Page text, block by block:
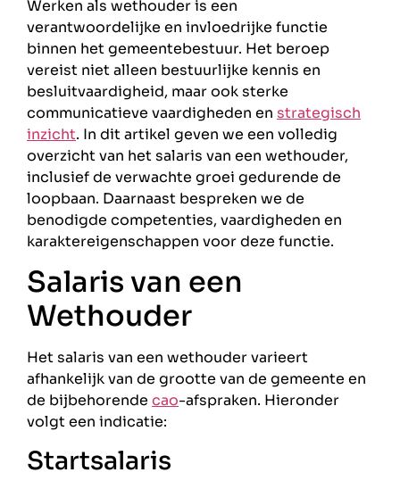
Werken als wethouder is een
verantwoordelijke en invloedrijke functie
binnen het gemeentebestuur. Het beroep
vereist niet alleen bestuurlijke kennis en
besluitvaardigheid, maar ook sterke
communicatieve vaardigheden en strategisch
inzicht. In dit artikel geven we een volledig
overzicht van het salaris van een wethouder,
inclusief de verwachte groei gedurende de
loopbaan. Daarnaast bespreken we de
benodigde competenties, vaardigheden en
karaktereigenschappen voor deze functie.
Salaris van een
Wethouder
Het salaris van een wethouder varieert
afhankelijk van de grootte van de gemeente en
de bijbehorende cao-afspraken. Hieronder
volgt een indicatie:
Startsalaris